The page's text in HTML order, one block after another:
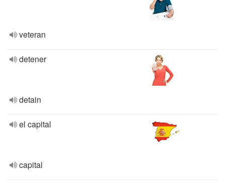
veteran
detener
detain
el capital
capital